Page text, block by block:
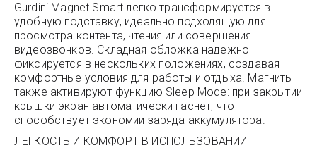
Gurdini Magnet Smart легко трансформируется в
удобную подставку, идеально подходящую для
просмотра контента, чтения или совершения
видеозвонков. Складная обложка надежно
фиксируется в нескольких положениях, создавая
комфортные условия для работы и отдыха. Магниты
также активируют функцию Sleep Mode: при закрытии
крышки экран автоматически гаснет, что
способствует экономии заряда аккумулятора.
ЛЕГКОСТЬ И КОМФОРТ В ИСПОЛЬЗОВАНИИ